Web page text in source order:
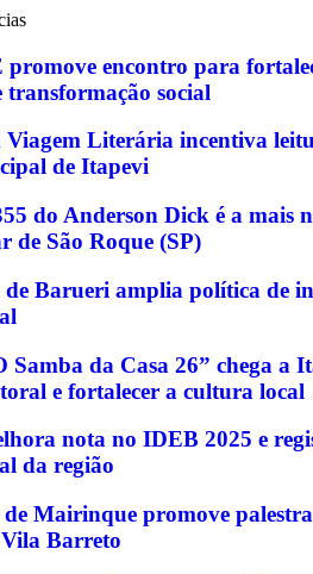
promove encontro para
transformação social
Literária incentiva
de Itapevi
do Anderson Dick é a mais
de São Roque (SP)
Barueri amplia política de
Samba da Casa 26” chega a
e fortalecer a cultura local
nota no IDEB 2025 e
da região
Mairinque promove
Barreto